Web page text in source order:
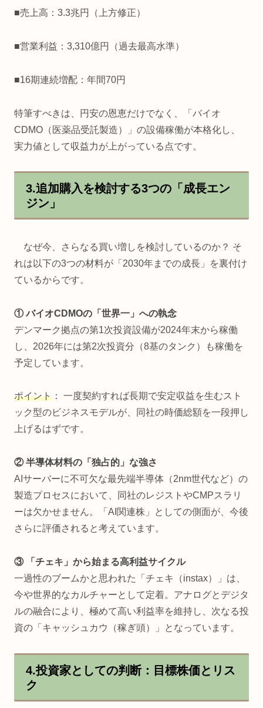
■売上高：3.3兆円（上方修正）
■営業利益：3,310億円（過去最高水準）
■16期連続増配：年間70円
特筆すべきは、円安の恩恵だけでなく、「バイオ
CDMO（医薬品受託製造）」の設備稼働が本格化し、
実力値として収益力が上がっている点です。
3.追加購入を検討する3つの「成長エン
ジン」
なぜ今、さらなる買い増しを検討しているのか？ そ
れは以下の3つの材料が「2030年までの成長」を裏付け
ているからです。
① バイオCDMOの「世界一」への執念
デンマーク拠点の第1次投資設備が2024年末から稼働
し、2026年には第2次投資分（8基のタンク）も稼働を
予定しています。
ポイント ： 一度契約すれば長期で安定収益を生むスト
ック型のビジネスモデルが、同社の時価総額を一段押し
上げるはずです。
② 半導体材料の「独占的」な強さ
AIサーバーに不可欠な最先端半導体（2nm世代など）の
製造プロセスにおいて、同社のレジストやCMPスラリ
ーは欠かせません。「AI関連株」としての側面が、今後
さらに評価されると考えています。
③ 「チェキ」から始まる高利益サイクル
一過性のブームかと思われた「チェキ（instax）」は、
今や世界的なカルチャーとして定着。アナログとデジタ
ルの融合により、極めて高い利益率を維持し、次なる投
資の「キャッシュカウ（稼ぎ頭）」となっています。
4.投資家としての判断：目標株価とリス
ク